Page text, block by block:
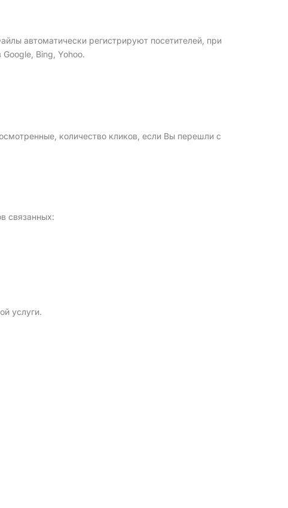
автоматически регистрируют посетителей, при
Bing, Yohoo.
количество кликов, если Вы перешли с
связанных:
услуги.